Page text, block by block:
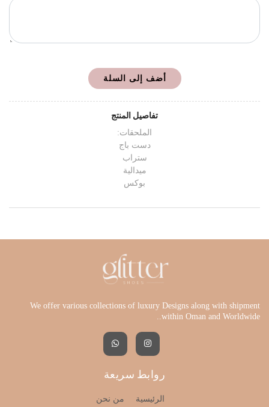
أضف إلى السلة
تفاصيل المنتج
بوكس
We offer various collections of luxury Designs along with shipment
within Oman and Worldwide..
روابط سريعة
الرئيسية من نحن